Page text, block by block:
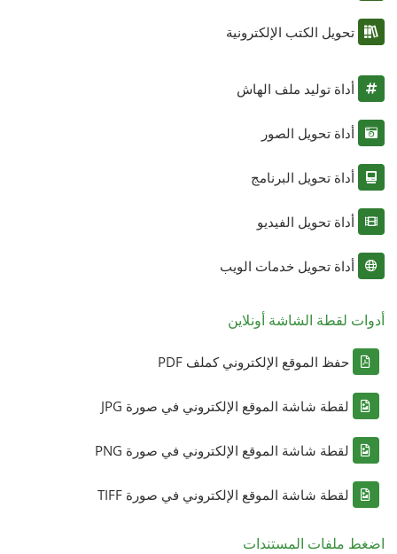
تحويل الكتب الإلكترونية
أداة توليد ملف الهاش
أداة تحويل الصور
أداة تحويل البرنامج
أداة تحويل الفيديو
أداة تحويل خدمات الويب
أدوات لقطة الشاشة أونلاين
حفظ الموقع الإلكتروني كملف PDF
لقطة شاشة الموقع الإلكتروني في صورة JPG
لقطة شاشة الموقع الإلكتروني في صورة PNG
لقطة شاشة الموقع الإلكتروني في صورة TIFF
اضغط ملفات المستندات